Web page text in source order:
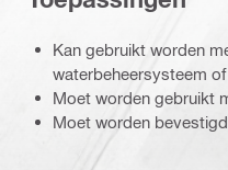
Kan gebruikt worden
waterbeheersysteem
Moet worden gebruikt
Moet worden